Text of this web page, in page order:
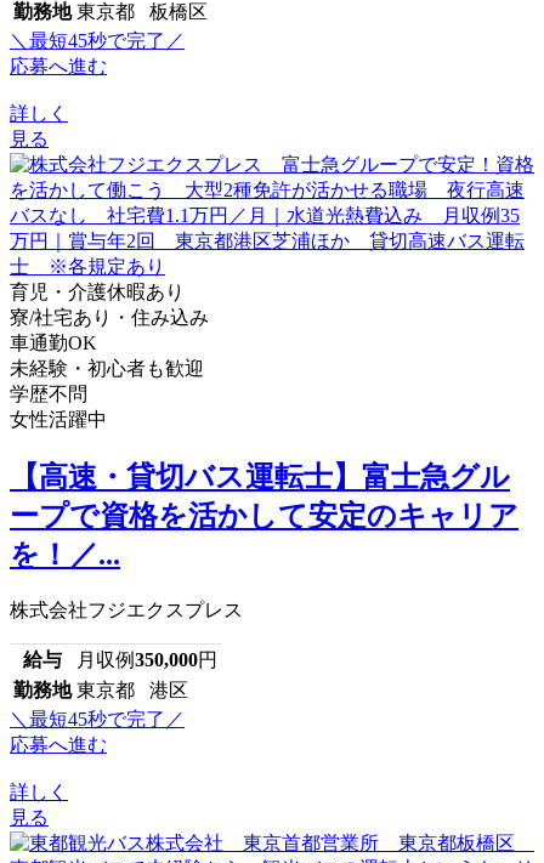
勤務地 東京都 板橋区
＼最短45秒で完了／
応募へ進む
詳しく
見る
育児・介護休暇あり
寮/社宅あり・住み込み
車通勤OK
未経験・初心者も歓迎
学歴不問
女性活躍中
【高速・貸切バス運転士】富士急グル
ープで資格を活かして安定のキャリア
を！／...
株式会社フジエクスプレス
給与 月収例350,000円
勤務地 東京都 港区
＼最短45秒で完了／
応募へ進む
詳しく
見る